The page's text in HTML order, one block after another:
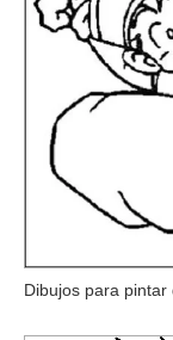
Dibujos para pintar